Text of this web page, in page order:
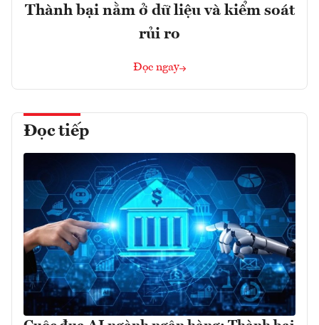
Thành bại nằm ở dữ liệu và kiểm soát
rủi ro
Đọc ngay
Đọc tiếp